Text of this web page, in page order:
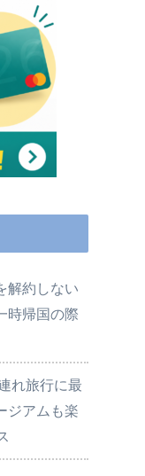
解約しない
時帰国の際
れ旅行に最
ジアムも楽